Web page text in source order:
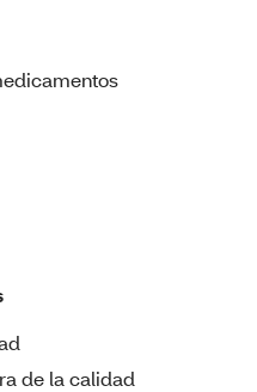
de la calidad